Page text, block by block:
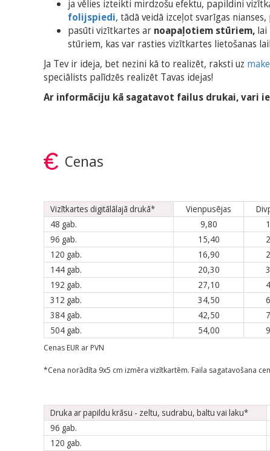
ja vēlies izteikti mirdzošu efektu, papildini
folijspiedi, tādā veidā izceļot svarīgas
pasūti vizītkartes ar noapaļotiem stūriem, lai
stūriem, kas var rasties vizītkartes lietošanas
Ja Tev ir ideja, bet nezini kā to realizēt, raksti uz
speciālists palīdzēs realizēt Tavas idejas!
Ar informāciju kā sagatavot failus drukai, vari
Cenas
Vizītkartes digitālālajā drukā* Vienpusējas
48 gab.
9,80
96 gab.
15,40
120 gab.
16,90
144 gab.
20,30
192 gab.
27,10
312 gab.
34,50
384 gab.
42,50
504 gab.
54,00
Cenas EUR ar PVN
*Cena norādīta 9x5 cm izmēra vizītkartēm. Faila sagatavošana
Druka ar papildu krāsu - zeltu, sudrabu, baltu vai laku*
96 gab.
120 gab.